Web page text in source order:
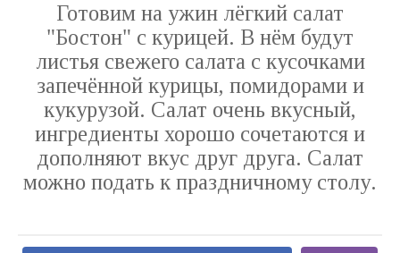
Готовим на ужин лёгкий салат
"Бостон" с курицей. В нём будут
листья свежего салата с кусочками
запечённой курицы, помидорами и
кукурузой. Салат очень вкусный,
ингредиенты хорошо сочетаются и
дополняют вкус друг друга. Салат
можно подать к праздничному столу.